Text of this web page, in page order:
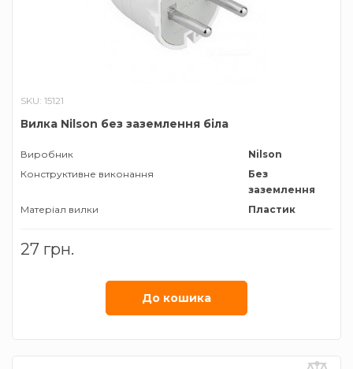
SKU: 15121
Вилка Nilson без заземлення біла
Виробник
Nilson
Конструктивне виконання
Без
заземлення
Матеріал вилки
Пластик
27 грн.
До кошика